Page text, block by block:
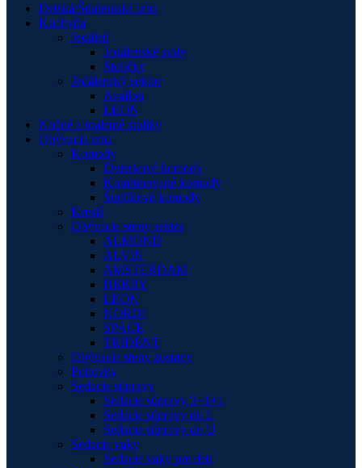
Detská/Študentská izba
Kuchyňa
Jedáleň
Jedálenské stoly
Stoličky
Jedálenský sektor
Avallon
LEON
Nočné a toaletné stolíky
Obývacia izba
Komody
Dvierkové komody
Kombinované komody
Šuplíkové komody
Kreslá
Obývacie steny sektor
ALMOND
ALVIN
AMSTERDAM
HERRY
LEON
NORDI
SPACE
TRIDENT
Obývacie steny zostavy
Pohovky
Sedacie súpravy
Sedacie súpravy 3+1+1
Sedacie súpravy do L
Sedacie súpravy do U
Sedacie vaky
Sedacie vaky pre deti